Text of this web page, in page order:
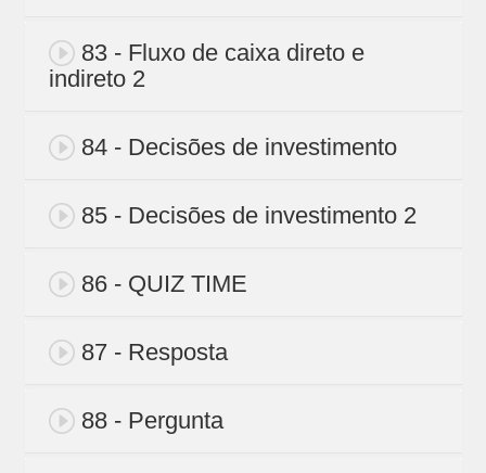
83 - Fluxo de caixa direto e
indireto 2
84 - Decisões de investimento
85 - Decisões de investimento 2
86 - QUIZ TIME
87 - Resposta
88 - Pergunta